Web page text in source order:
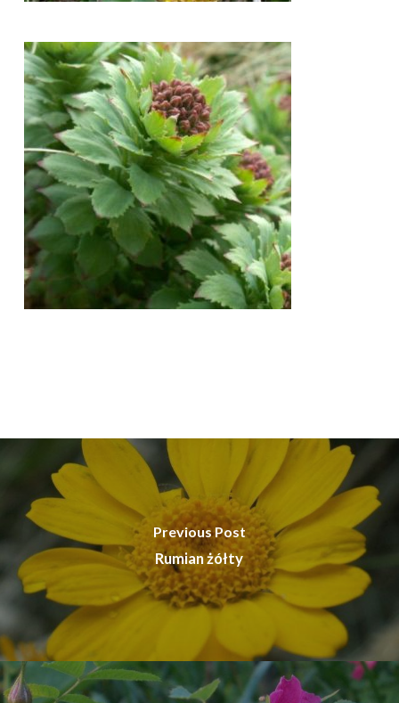
Previous Post
Rumian żółty